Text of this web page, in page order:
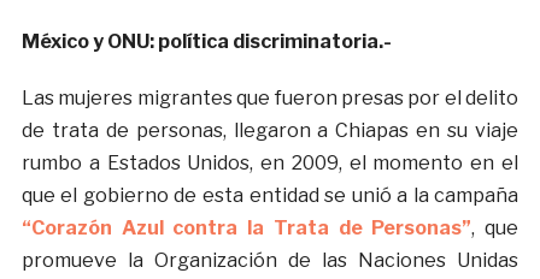
México y ONU: política discriminatoria.-
Las mujeres migrantes que fueron presas por el delito
de trata de personas, llegaron a Chiapas en su viaje
rumbo a Estados Unidos, en 2009, el momento en el
que el gobierno de esta entidad se unió a la campaña
“Corazón Azul contra la Trata de Personas”, que
promueve la Organización de las Naciones Unidas